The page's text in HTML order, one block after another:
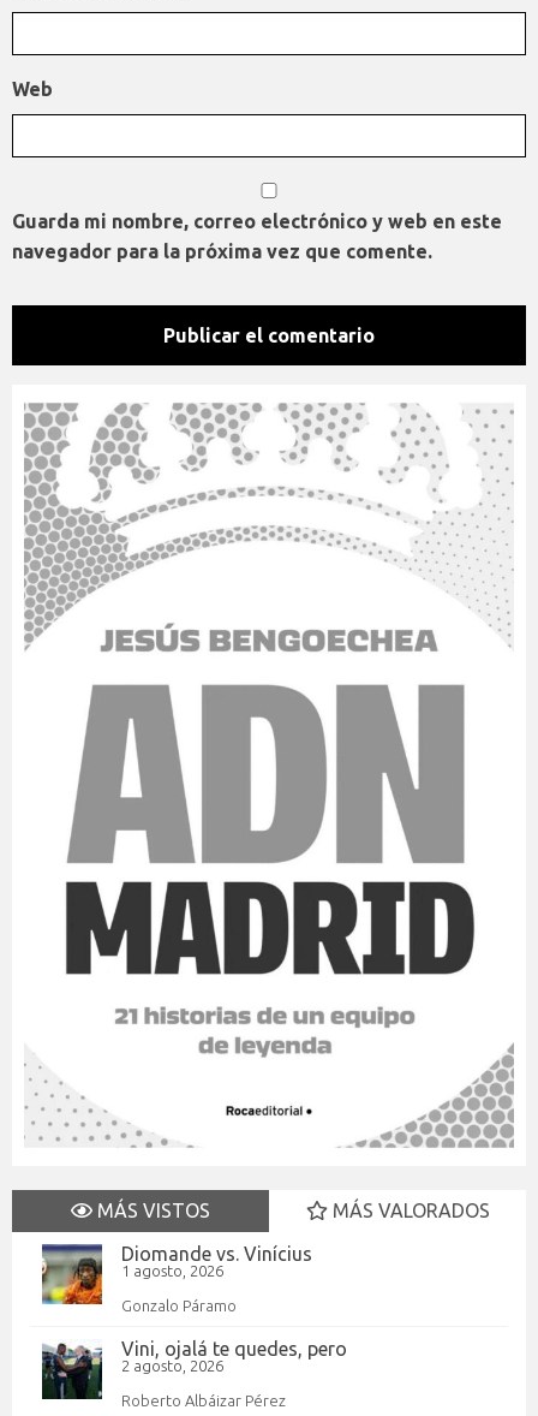
Web
Guarda mi nombre, correo electrónico y web en este
navegador para la próxima vez que comente.
MÁS VISTOS
MÁS VALORADOS
Diomande vs. Vinícius
1 agosto, 2026
Gonzalo Páramo
Vini, ojalá te quedes, pero
2 agosto, 2026
Roberto Albáizar Pérez